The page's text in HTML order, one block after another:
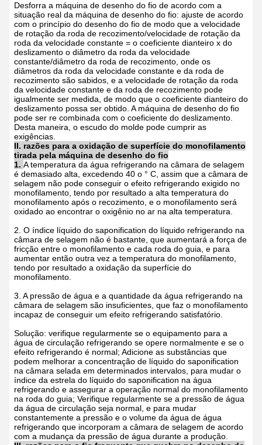
Desforra a máquina de desenho do fio de acordo com a
situação real da máquina de desenho do fio: ajuste de acordo
com o princípio do desenho do fio de modo que a velocidade
de rotação da roda de recozimento/velocidade de rotação da
roda da velocidade constante = o coeficiente dianteiro x do
deslizamento o diâmetro da roda da velocidade
constante/diâmetro da roda de recozimento, onde os
diâmetros da roda da velocidade constante e da roda de
recozimento são sabidos, e a velocidade de rotação da roda
da velocidade constante e da roda de recozimento pode
igualmente ser medida, de modo que o coeficiente dianteiro do
deslizamento possa ser obtido. A máquina de desenho do fio
pode ser re combinada com o coeficiente do deslizamento.
Desta maneira, o escudo do molde pode cumprir as
exigências.
II. razões para a oxidação de superfície do monofilamento
tirada pela máquina de desenho do fio
1. A temperatura da água refrigerando na câmara de selagem
é demasiado alta, excedendo 40 o ° C, assim que a câmara de
selagem não pode conseguir o efeito refrigerando exigido no
monofilamento, tendo por resultado a alta temperatura do
monofilamento após o recozimento, e o monofilamento será
oxidado ao encontrar o oxigênio no ar na alta temperatura.
2. O índice líquido do saponification do líquido refrigerando na
câmara de selagem não é bastante, que aumentará a força de
fricção entre o monofilamento e cada roda do guia, e para
aumentar então outra vez a temperatura do monofilamento,
tendo por resultado a oxidação da superfície do
monofilamento.
3. A pressão de água e a quantidade da água refrigerando na
câmara de selagem são insuficientes, que faz o monofilamento
incapaz de conseguir um efeito refrigerando satisfatório.
Solução: verifique regularmente se o equipamento para a
água de circulação refrigerando se opere normalmente e se o
efeito refrigerando é normal; Adicione as substâncias que
podem melhorar a concentração de líquido do saponification
na câmara selada em determinados intervalos, para mudar o
índice da estrela do líquido do saponification na água
refrigerando e assegurar a operação normal do monofilamento
na roda do guia; Verifique regularmente se a pressão de água
da água de circulação seja normal, e para mudar
constantemente a pressão e o volume da água de água
refrigerando que incorporam a câmara de selagem de acordo
com a mudança da pressão de água durante a produção.